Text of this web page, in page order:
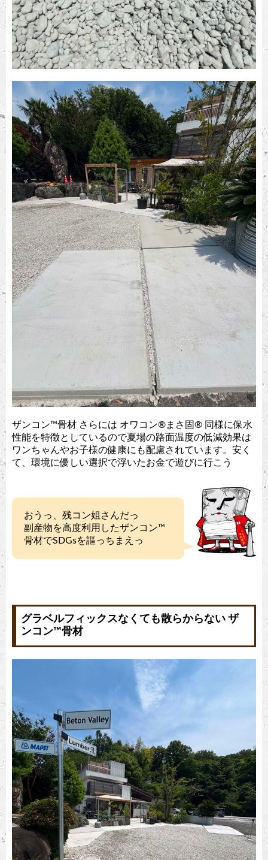
ザンコン™︎骨材 さらには オワコン®︎まさ固®︎ 同様に保水
性能を特徴としているので夏場の路面温度の低減効果は
ワンちゃんやお子様の健康にも配慮されています。安く
て、環境に優しい選択で浮いたお金で遊びに行こう
おうっ、残コン姐さんだっ
副産物を高度利用したザンコン™︎
骨材でSDGsを謳っちまえっ
グラベルフィックスなくても散らからない ザ
ンコン™︎骨材